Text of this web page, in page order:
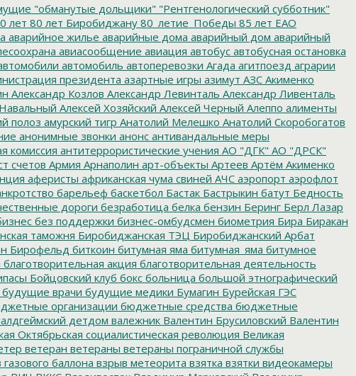
"обманутые дольщики" "Рентгенологический субботник"
лет 80 лет Биробиджану 80_летие_Победы 85 лет ЕАО
аварийное жилье аварийные дома аварийный дом аварийный
авиасообщение авиация автобус автобусная остановка
автомобиль автоперевозки Агада агитпоезд аграрии
президента азартные игры азимут АЗС Акименко
Александр Козлов Александр Левинталь Александр Ливенталь
Алексей Хозяйский Алексей Черный Алеппо алименты
полоз амурский тигр Анатолий Мелешко Анатолий Скоробогатов
анонимные звонки анонс антивандальные меры
комиссия антитеррористические учения АО "ДГК" АО "ДРСК"
счетов Армия Арнаполин арт-объекты Артеев Артём Акименко
аферисты африканская чума свиней АЧС аэропорт аэрофлот
барельеф баскетбол Бастак Бастрыкин батут Бедность
дороги безработица белка бензин Беринг Берл Лазар
без поддержки бизнес-омбудсмен биометрия Бира Биракан
таможня Биробиджанская ТЭЦ Биробиджанский Арбат
Бирофельд биткоин битумная яма битумная_яма битумное
благотворительная акция благотворительная деятельность
Бойцовский клуб бокс больница большой этнографический
будущие врачи будущие медики Бумагин Бурейская ГЭС
организации бюджетные средства бюджетные
детдом валежник Валентин Брусиловский Валентин
Октябрьская социалистическая революция Великая
ветеран ветераны ветераны пограничной службы
баллона взрыв метеорита взятка взятки видеокамеры